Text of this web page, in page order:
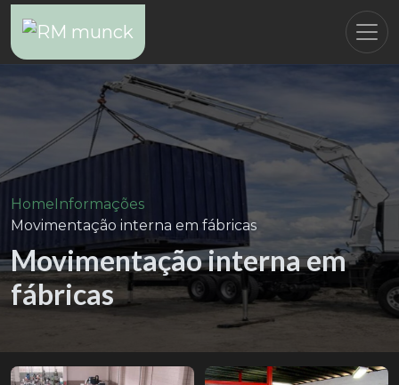
HomeInformações
Movimentação interna em fábricas
Movimentação interna em
fábricas